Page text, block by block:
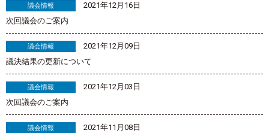
議会情報
2021年12月16日
次回議会のご案内
議会情報
2021年12月09日
議決結果の更新について
議会情報
2021年12月03日
次回議会のご案内
議会情報
2021年11月08日